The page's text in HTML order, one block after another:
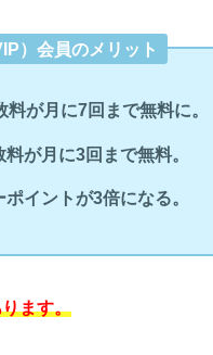
）会員のメリット
料が月に7回まで無料に。
が月に3回まで無料。
イントが3倍になる。
ます。